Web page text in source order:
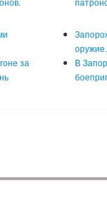
за
В